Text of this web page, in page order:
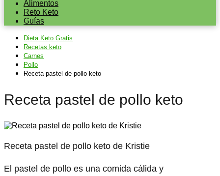
Alimentos
Reto Keto
Guías
Dieta Keto Gratis
Recetas keto
Carnes
Pollo
Receta pastel de pollo keto
Receta pastel de pollo keto
Receta pastel de pollo keto de Kristie
El pastel de pollo es una comida cálida y